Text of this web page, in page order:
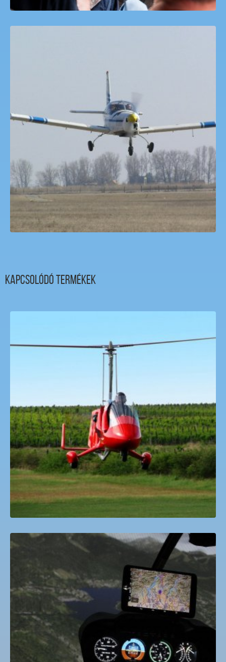
Motoros Repülőgép Pilótaképzés Heliforce.hu
Kapcsolódó termékek
Gyrokopter autogyro Sétarepülés
18,000Ft
ROBINSON 44 helikopter szimulátor Budaörs
7,000Ft